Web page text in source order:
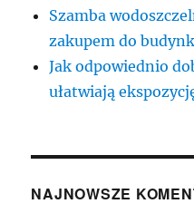
Szamba
zakupem do
Jak odpowiednio
ułatwiają
NAJNOWSZE